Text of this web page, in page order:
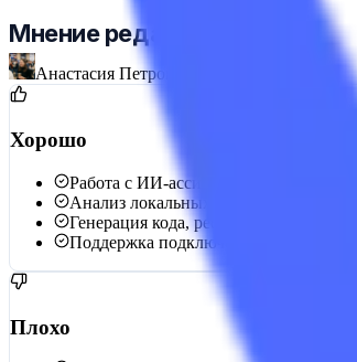
Мнение редактора
Анастасия Петрова
Хорошо
Работа с ИИ-ассистентом
Анализ локальных файлов с учётом
Генерация кода, рефакторинг,
Поддержка подключения моделей
Плохо